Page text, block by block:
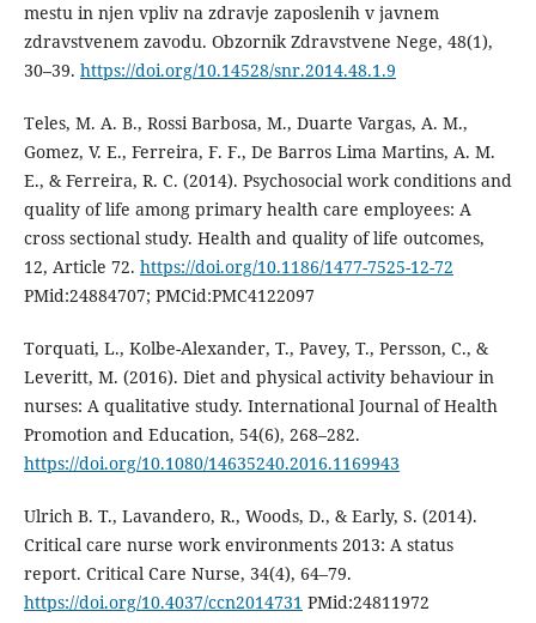
mestu in njen vpliv na zdravje zaposlenih v javnem
zdravstvenem zavodu. Obzornik Zdravstvene Nege, 48(1),
30–39. https://doi.org/10.14528/snr.2014.48.1.9
Teles, M. A. B., Rossi Barbosa, M., Duarte Vargas, A. M.,
Gomez, V. E., Ferreira, F. F., De Barros Lima Martins, A. M.
E., & Ferreira, R. C. (2014). Psychosocial work conditions and
quality of life among primary health care employees: A
cross sectional study. Health and quality of life outcomes,
12, Article 72. https://doi.org/10.1186/1477-7525-12-72
PMid:24884707; PMCid:PMC4122097
Torquati, L., Kolbe-Alexander, T., Pavey, T., Persson, C., &
Leveritt, M. (2016). Diet and physical activity behaviour in
nurses: A qualitative study. International Journal of Health
Promotion and Education, 54(6), 268–282.
https://doi.org/10.1080/14635240.2016.1169943
Ulrich B. T., Lavandero, R., Woods, D., & Early, S. (2014).
Critical care nurse work environments 2013: A status
report. Critical Care Nurse, 34(4), 64–79.
https://doi.org/10.4037/ccn2014731 PMid:24811972